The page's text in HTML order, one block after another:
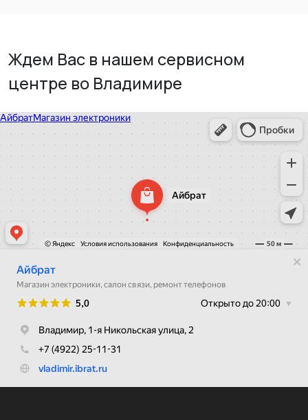
Ждем Вас в нашем сервисном
центре во Владимире